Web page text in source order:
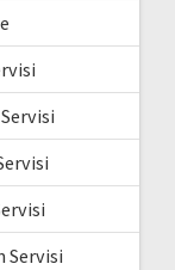
Servisi